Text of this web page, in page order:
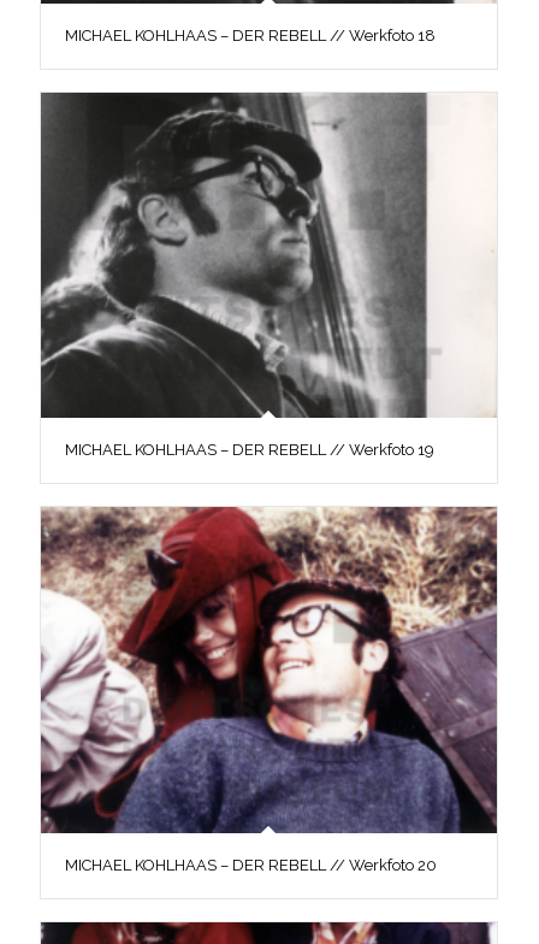
MICHAEL KOHLHAAS – DER REBELL // Werkfoto 18
MICHAEL KOHLHAAS – DER REBELL // Werkfoto 19
MICHAEL KOHLHAAS – DER REBELL // Werkfoto 20